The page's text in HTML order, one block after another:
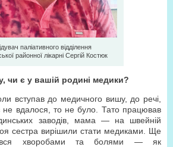
паліативного відділення
районної лікарні Сергій Костюк
чи є у вашій родині медики?
вступав до медичного вишу, до речі,
не вдалося, то не було. Тато працював
заводів, мама — на швейній
сестра вирішили стати медиками. Ще
хворобами та болями — як